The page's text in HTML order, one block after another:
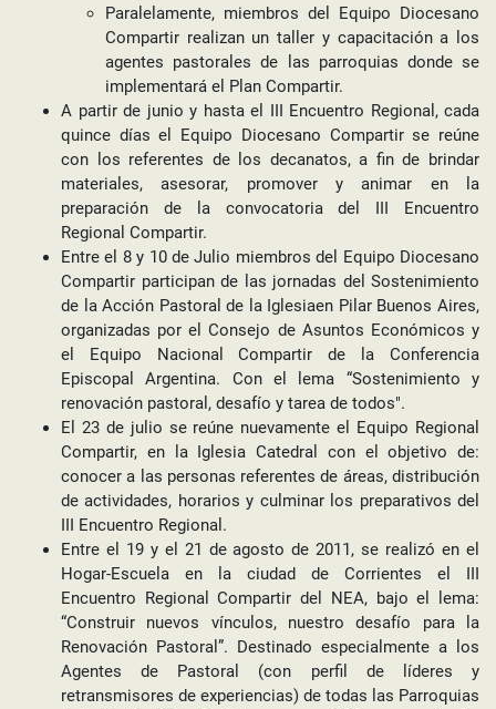
Paralelamente, miembros del Equipo Diocesano
Compartir realizan un taller y capacitación a los
agentes pastorales de las parroquias donde se
implementará el Plan Compartir.
A partir de junio y hasta el III Encuentro Regional, cada
quince días el Equipo Diocesano Compartir se reúne
con los referentes de los decanatos, a fin de brindar
materiales, asesorar, promover y animar en la
preparación de la convocatoria del III Encuentro
Regional Compartir.
Entre el 8 y 10 de Julio miembros del Equipo Diocesano
Compartir participan de las jornadas del Sostenimiento
de la Acción Pastoral de la Iglesiaen Pilar Buenos Aires,
organizadas por el Consejo de Asuntos Económicos y
el Equipo Nacional Compartir de la Conferencia
Episcopal Argentina. Con el lema “Sostenimiento y
renovación pastoral, desafío y tarea de todos".
El 23 de julio se reúne nuevamente el Equipo Regional
Compartir, en la Iglesia Catedral con el objetivo de:
conocer a las personas referentes de áreas, distribución
de actividades, horarios y culminar los preparativos del
III Encuentro Regional.
Entre el 19 y el 21 de agosto de 2011, se realizó en el
Hogar-Escuela en la ciudad de Corrientes el III
Encuentro Regional Compartir del NEA, bajo el lema:
“Construir nuevos vínculos, nuestro desafío para la
Renovación Pastoral”. Destinado especialmente a los
Agentes de Pastoral (con perfil de líderes y
retransmisores de experiencias) de todas las Parroquias